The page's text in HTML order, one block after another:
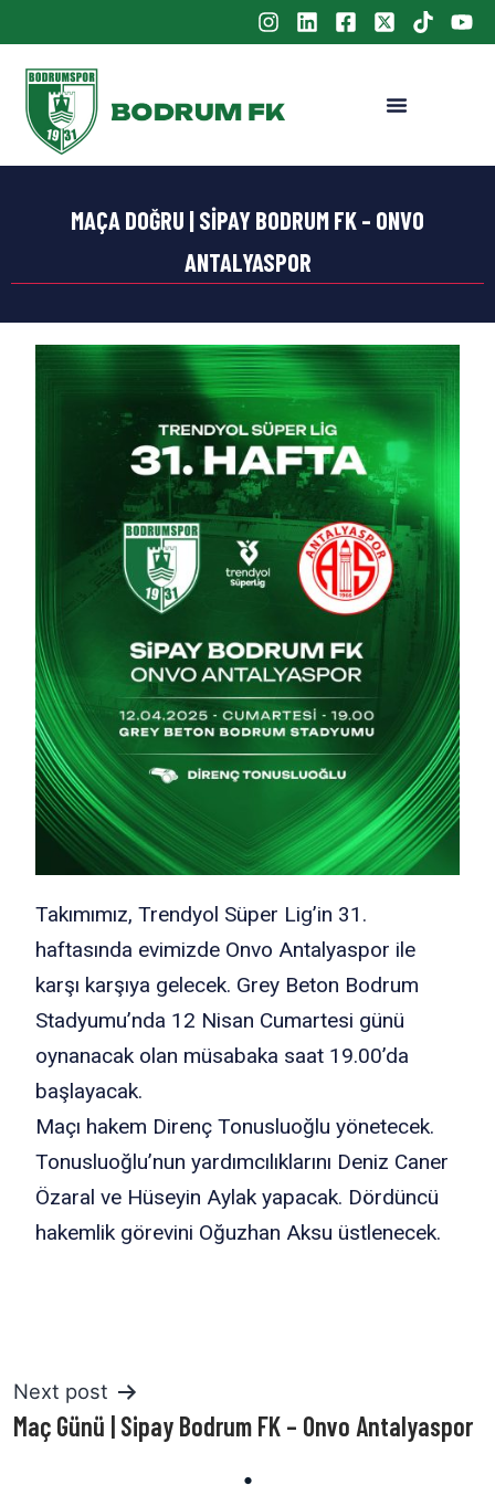
MAÇA DOĞRU | SIPAY BODRUM FK – ONVO
ANTALYASPOR
Takımımız, Trendyol Süper Lig’in 31.
haftasında evimizde Onvo Antalyaspor ile
karşı karşıya gelecek. Grey Beton Bodrum
Stadyumu’nda 12 Nisan Cumartesi günü
oynanacak olan müsabaka saat 19.00’da
başlayacak.
Maçı hakem Direnç Tonusluoğlu yönetecek.
Tonusluoğlu’nun yardımcılıklarını Deniz Caner
Özaral ve Hüseyin Aylak yapacak. Dördüncü
hakemlik görevini Oğuzhan Aksu üstlenecek.
Next post
Maç Günü | Sipay Bodrum FK – Onvo Antalyaspor